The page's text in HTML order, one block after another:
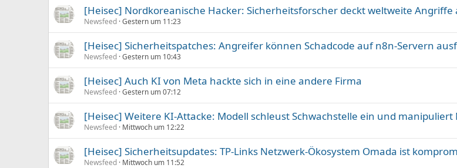
[Heisec] Nordkoreanische Hacker: Sicherheitsforscher deckt weltweite Angriffe
Newsfeed Gestern um 11:23
[Heisec] Sicherheitspatches: Angreifer können Schadcode auf n8n-Servern
Newsfeed Gestern um 10:43
[Heisec] Auch KI von Meta hackte sich in eine andere Firma
Newsfeed Gestern um 07:12
[Heisec] Weitere KI-Attacke: Modell schleust Schwachstelle ein und manipuliert
Newsfeed Mittwoch um 12:22
[Heisec] Sicherheitsupdates: TP-Links Netzwerk-Ökosystem Omada ist
Newsfeed Mittwoch um 11:52